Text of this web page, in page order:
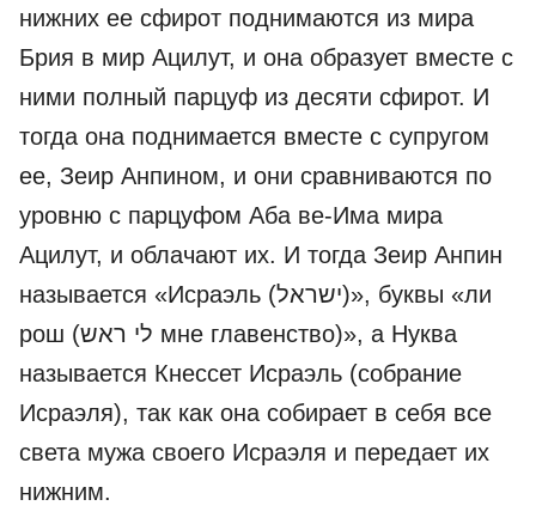
нижних ее сфирот поднимаются из мира
Брия в мир Ацилут, и она образует вместе с
ними полный парцуф из десяти сфирот. И
тогда она поднимается вместе с супругом
ее, Зеир Анпином, и они сравниваются по
уровню с парцуфом Аба ве-Има мира
Ацилут, и облачают их. И тогда Зеир Анпин
называется «Исраэль (ישראל)», буквы «ли
рош (לי ראש мне главенство)», а Нуква
называется Кнессет Исраэль (собрание
Исраэля), так как она собирает в себя все
света мужа своего Исраэля и передает их
нижним.